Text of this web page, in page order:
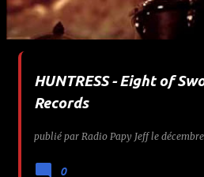
HUNTRESS - Eight of
Records
publié par Radio Papy Jeff le
0